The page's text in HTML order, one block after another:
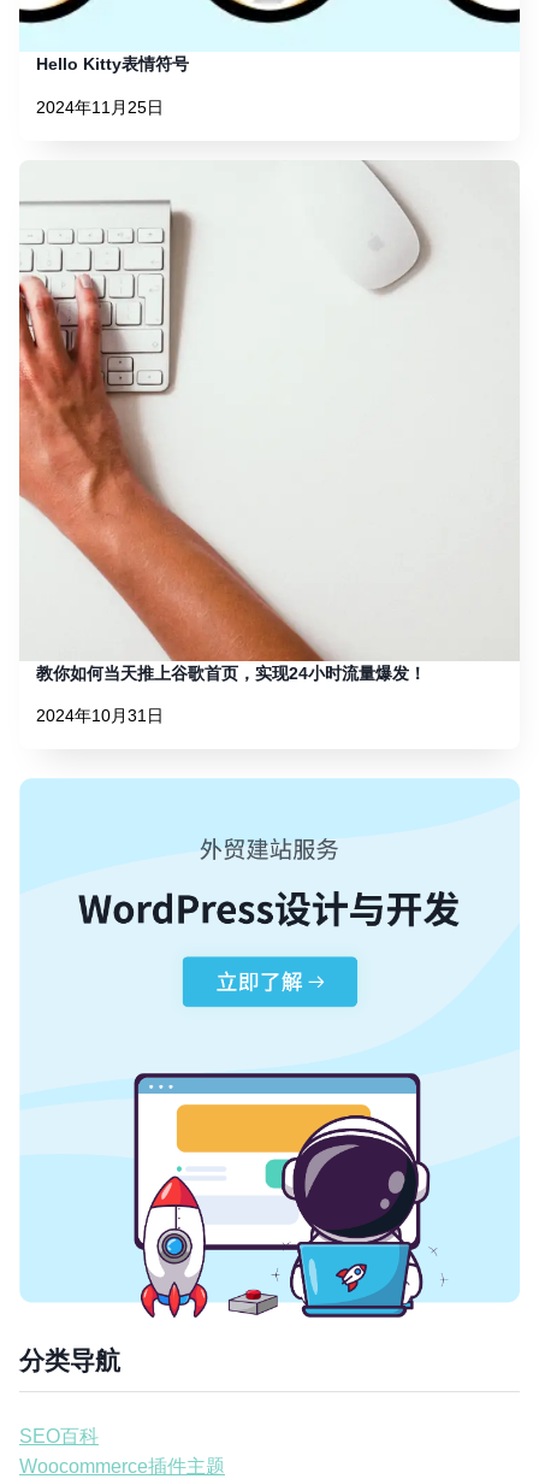
Hello Kitty表情符号
2024年11月25日
教你如何当天推上谷歌首页，实现24小时流量爆发！
2024年10月31日
分类导航
SEO百科
Woocommerce插件主题